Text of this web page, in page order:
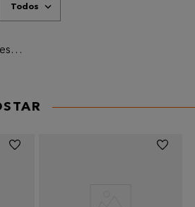
Todos